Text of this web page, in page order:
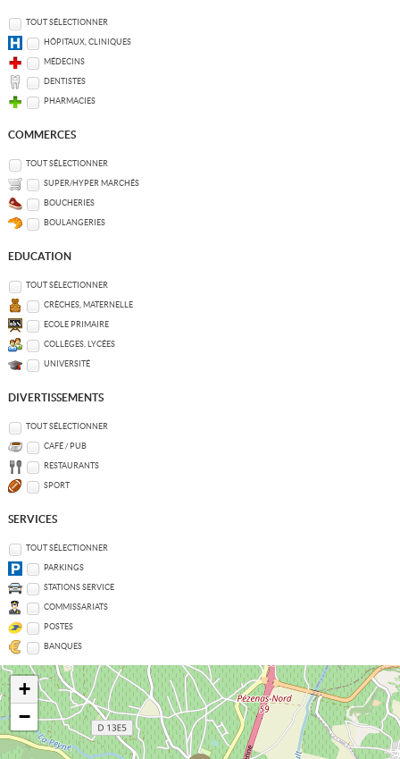
TOUT SÉLECTIONNER
HÔPITAUX, CLINIQUES
MÉDECINS
DENTISTES
PHARMACIES
COMMERCES
TOUT SÉLECTIONNER
SUPER/HYPER MARCHÉS
BOUCHERIES
BOULANGERIES
EDUCATION
TOUT SÉLECTIONNER
CRÈCHES, MATERNELLE
ECOLE PRIMAIRE
COLLÈGES, LYCÉES
UNIVERSITÉ
DIVERTISSEMENTS
TOUT SÉLECTIONNER
CAFÉ / PUB
RESTAURANTS
SPORT
SERVICES
TOUT SÉLECTIONNER
PARKINGS
STATIONS SERVICE
COMMISSARIATS
POSTES
BANQUES
+
−